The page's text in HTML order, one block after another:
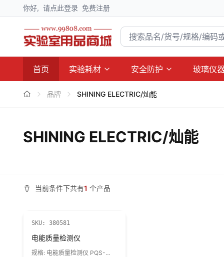
你好, 请点此登录 免费注册
首页 实验耗材 安全防护 玻璃仪
品牌 SHINING ELECTRIC/灿能
SHINING ELECTRIC/灿能
当前条件下共有1 个产品
SKU: 380581
电能质量检测仪
规格: 电能质量检测仪 PQS-